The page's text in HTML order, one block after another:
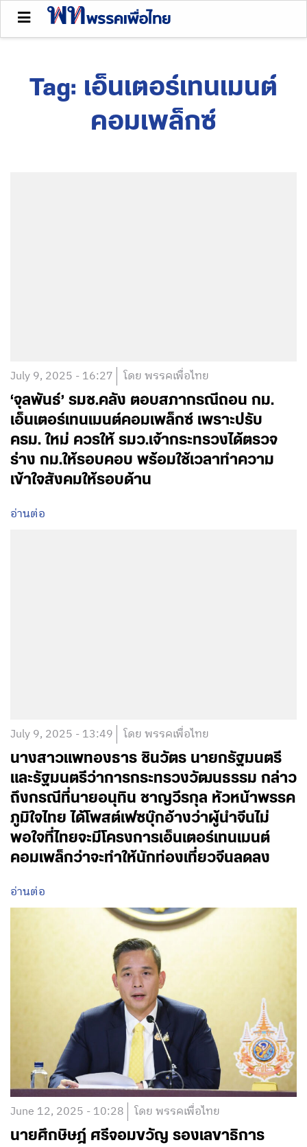
Tag: เอ็นเตอร์เทนเมนต์
คอมเพล็กซ์
July 9, 2025 - 16:27 โดย พรรคเพื่อไทย
‘จุลพันธ์’ รมช.คลัง ตอบสภากรณีถอน กม.
เอ็นเตอร์เทนเมนต์คอมเพล็กซ์ เพราะปรับ
ครม. ใหม่ ควรให้ รมว.เจ้ากระทรวงได้ตรวจ
ร่าง กม.ให้รอบคอบ พร้อมใช้เวลาทำความ
เข้าใจสังคมให้รอบด้าน
อ่านต่อ
July 9, 2025 - 13:49 โดย พรรคเพื่อไทย
นางสาวแพทองธาร ชินวัตร นายกรัฐมนตรี
และรัฐมนตรีว่าการกระทรวงวัฒนธรรม กล่าว
ถึงกรณีที่นายอนุทิน ชาญวีรกุล หัวหน้าพรรค
ภูมิใจไทย ได้โพสต์เฟซบุ๊กอ้างว่าผู้นำจีนไม่
พอใจที่ไทยจะมีโครงการเอ็นเตอร์เทนเมนต์
คอมเพล็กว่าจะทำให้นักท่องเที่ยวจีนลดลง
อ่านต่อ
June 12, 2025 - 10:28 โดย พรรคเพื่อไทย
นายศึกษิษฎ์ ศรีจอมขวัญ รองเลขาธิการ